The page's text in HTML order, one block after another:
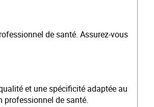
de santé. Assurez-vous
et une spécificité adaptée au
professionnel de santé.